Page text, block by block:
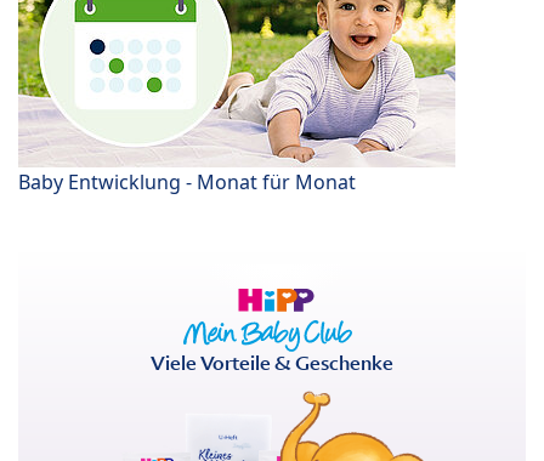
Baby Entwicklung - Monat für Monat
Viele Vorteile & Geschenke